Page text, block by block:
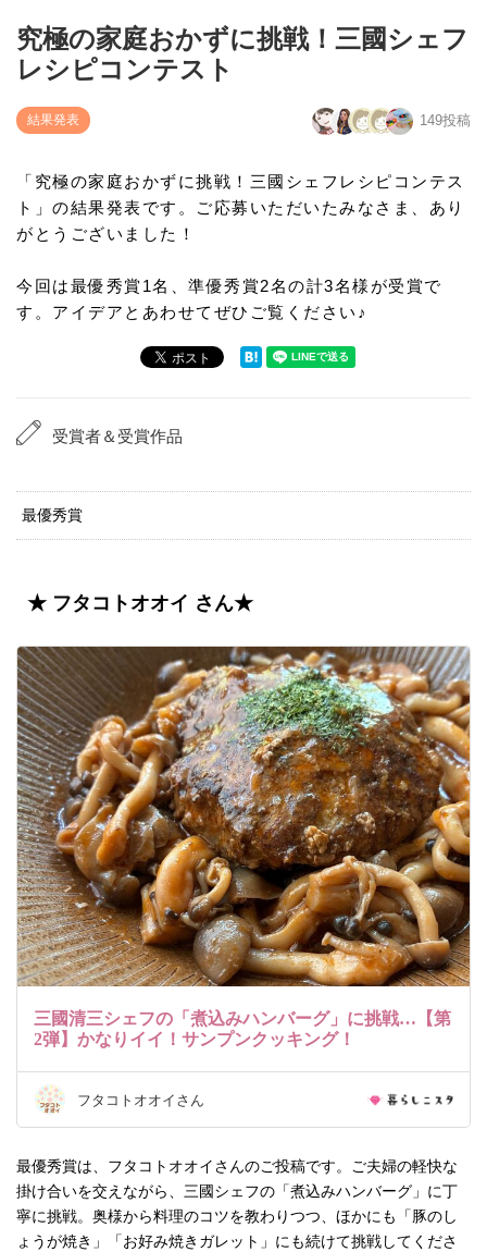
究極の家庭おかずに挑戦！三國シェフ
レシピコンテスト
結果発表 149投稿
「究極の家庭おかずに挑戦！三國シェフレシピコンテス
ト」の結果発表です。ご応募いただいたみなさま、あり
がとうございました！
今回は最優秀賞1名、準優秀賞2名の計3名様が受賞で
す。アイデアとあわせてぜひご覧ください♪
受賞者＆受賞作品
最優秀賞
★ フタコトオオイ さん★
三國清三シェフの「煮込みハンバーグ」に挑戦…【第
2弾】かなりイイ！サンプンクッキング！
フタコトオオイさん
最優秀賞は、フタコトオオイさんのご投稿です。ご夫婦の軽快な
掛け合いを交えながら、三國シェフの「煮込みハンバーグ」に丁
寧に挑戦。奥様から料理のコツを教わりつつ、ほかにも「豚のし
ょうが焼き」「お好み焼きガレット」にも続けて挑戦してくださ